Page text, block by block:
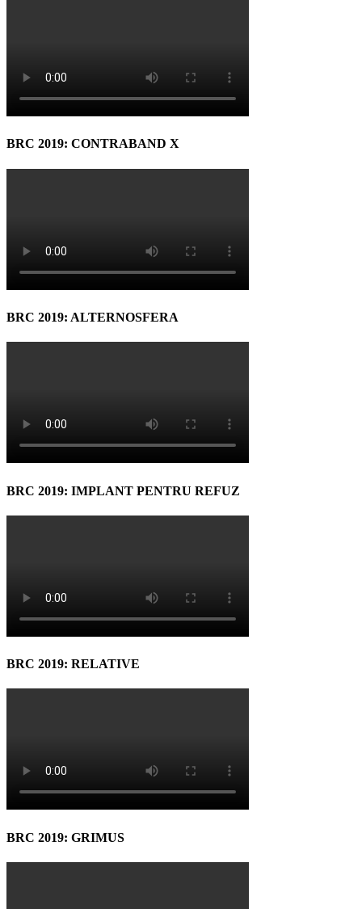
BRC 2019: CONTRABAND X
BRC 2019: ALTERNOSFERA
BRC 2019: IMPLANT PENTRU REFUZ
BRC 2019: RELATIVE
BRC 2019: GRIMUS